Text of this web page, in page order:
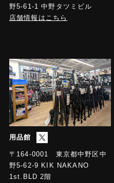
野5-61-1 中野タツミビル
店舗情報はこちら
用品館
〒164-0001 東京都中野区中
野5-62-9 KIK NAKANO
1st.BLD 2階